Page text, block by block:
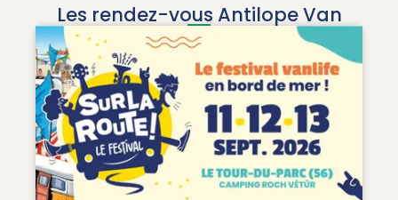
Les rendez-vous Antilope Van